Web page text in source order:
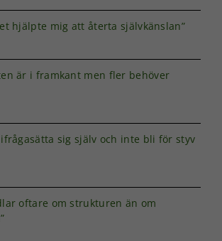
hjälpte mig att återta självkänslan”
är i framkant men fler behöver
ifrågasätta sig själv och inte bli för styv
oftare om strukturen än om
Genom att dela
intressen och ditt
beteende när du
anpassat innehåll
och erbjudanden.